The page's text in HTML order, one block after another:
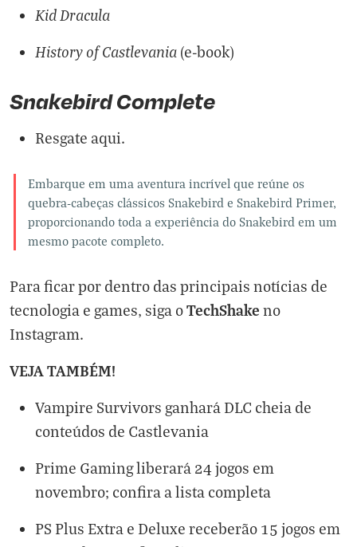
Kid Dracula
History of Castlevania (e-book)
Snakebird Complete
Resgate aqui.
Embarque em uma aventura incrível que reúne os
quebra-cabeças clássicos Snakebird e Snakebird Primer,
proporcionando toda a experiência do Snakebird em um
mesmo pacote completo.
Para ficar por dentro das principais notícias de
tecnologia e games, siga oTechShake no
Instagram.
VEJA TAMBÉM!
Vampire Survivors ganhará DLC cheia de
conteúdos de Castlevania
Prime Gaming liberará 24 jogos em
novembro; confira a lista completa
PS Plus Extra e Deluxe receberão 15 jogos em